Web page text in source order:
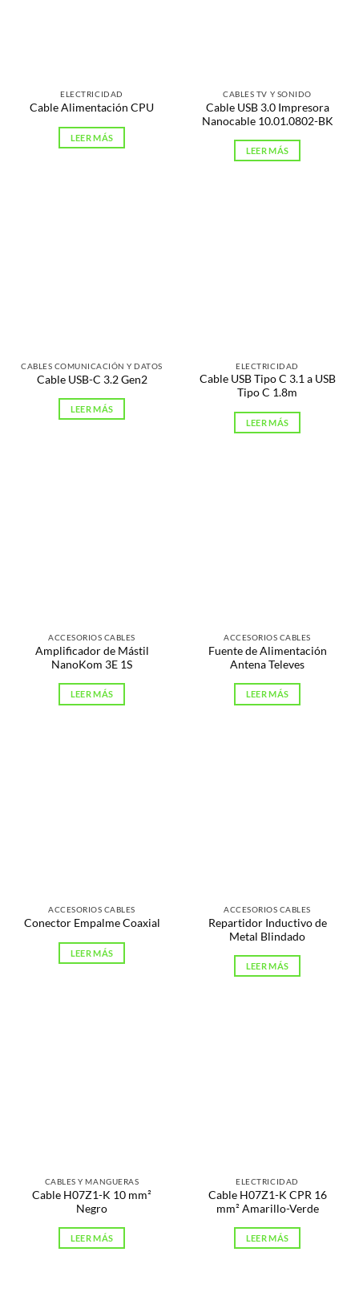
ELECTRICIDAD
Cable Alimentación CPU
LEER MÁS
CABLES TV Y SONIDO
Cable USB 3.0 Impresora
Nanocable 10.01.0802-BK
LEER MÁS
CABLES COMUNICACIÓN Y DATOS
Cable USB-C 3.2 Gen2
LEER MÁS
ELECTRICIDAD
Cable USB Tipo C 3.1 a USB
Tipo C 1.8m
LEER MÁS
ACCESORIOS CABLES
Amplificador de Mástil
NanoKom 3E 1S
LEER MÁS
ACCESORIOS CABLES
Fuente de Alimentación
Antena Televes
LEER MÁS
ACCESORIOS CABLES
Conector Empalme Coaxial
LEER MÁS
ACCESORIOS CABLES
Repartidor Inductivo de
Metal Blindado
LEER MÁS
CABLES Y MANGUERAS
Cable H07Z1-K 10 mm²
Negro
LEER MÁS
ELECTRICIDAD
Cable H07Z1-K CPR 16
mm² Amarillo-Verde
LEER MÁS